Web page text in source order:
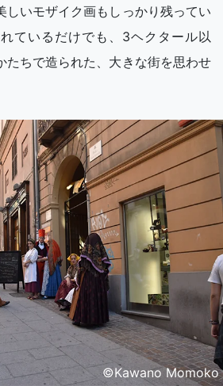
しいモザイク画もしっかり残ってい
ているだけでも、3ヘクタール以
たちで造られた、大きな街を思わせ
©️Kawano Momoko